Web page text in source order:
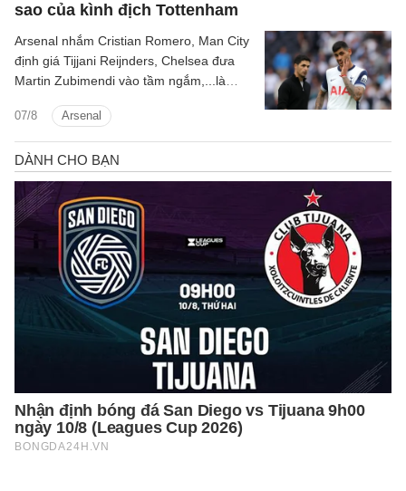
sao của kình địch Tottenham
07/8 Arsenal
Arsenal nhắm Cristian Romero, Man City
định giá Tijjani Reijnders, Chelsea đưa
Martin Zubimendi vào tầm ngắm,...là
tin bóng đá sáng 31/7.